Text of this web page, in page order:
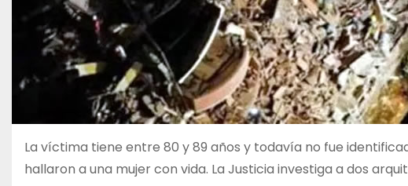
La víctima tiene entre 80 y 89 años y todavía no fue
hallaron a una mujer con vida. La Justicia investiga a dos